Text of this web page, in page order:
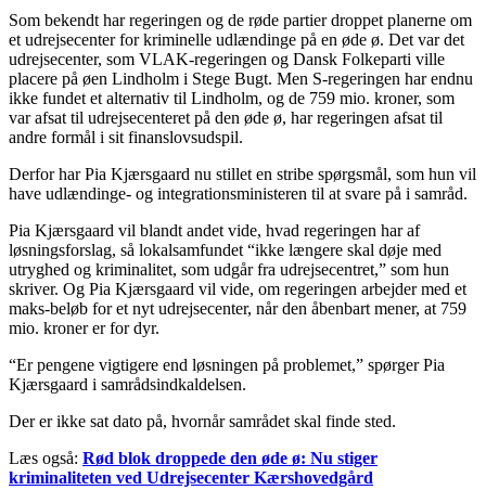
Som bekendt har regeringen og de røde partier droppet planerne om
et udrejsecenter for kriminelle udlændinge på en øde ø. Det var det
udrejsecenter, som VLAK-regeringen og Dansk Folkeparti ville
placere på øen Lindholm i Stege Bugt. Men S-regeringen har endnu
ikke fundet et alternativ til Lindholm, og de 759 mio. kroner, som
var afsat til udrejsecenteret på den øde ø, har regeringen afsat til
andre formål i sit finanslovsudspil.
Derfor har Pia Kjærsgaard nu stillet en stribe spørgsmål, som hun vil
have udlændinge- og integrationsministeren til at svare på i samråd.
Pia Kjærsgaard vil blandt andet vide, hvad regeringen har af
løsningsforslag, så lokalsamfundet “ikke længere skal døje med
utryghed og kriminalitet, som udgår fra udrejsecentret,” som hun
skriver. Og Pia Kjærsgaard vil vide, om regeringen arbejder med et
maks-beløb for et nyt udrejsecenter, når den åbenbart mener, at 759
mio. kroner er for dyr.
“Er pengene vigtigere end løsningen på problemet,” spørger Pia
Kjærsgaard i samrådsindkaldelsen.
Der er ikke sat dato på, hvornår samrådet skal finde sted.
Læs også: Rød blok droppede den øde ø: Nu stiger
kriminaliteten ved Udrejsecenter Kærshovedgård